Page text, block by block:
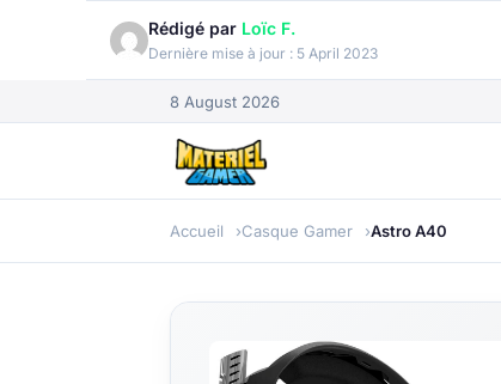
Rédigé par Loïc F.
Dernière mise à jour : 5 April 2023
8 August 2026
Accueil Casque Gamer Astro A40